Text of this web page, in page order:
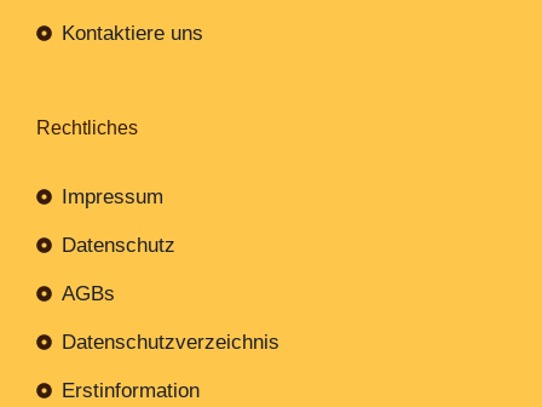
Kontaktiere uns
Rechtliches
Impressum
Datenschutz
AGBs
Datenschutzverzeichnis
Erstinformation